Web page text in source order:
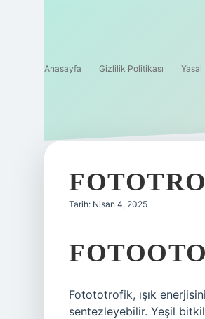
Anasayfa Gizlilik Politikası Yasal
Tarih: Nisan 4, 2025
Fotototrofik, ışık
sentezleyebilir. Yeşil